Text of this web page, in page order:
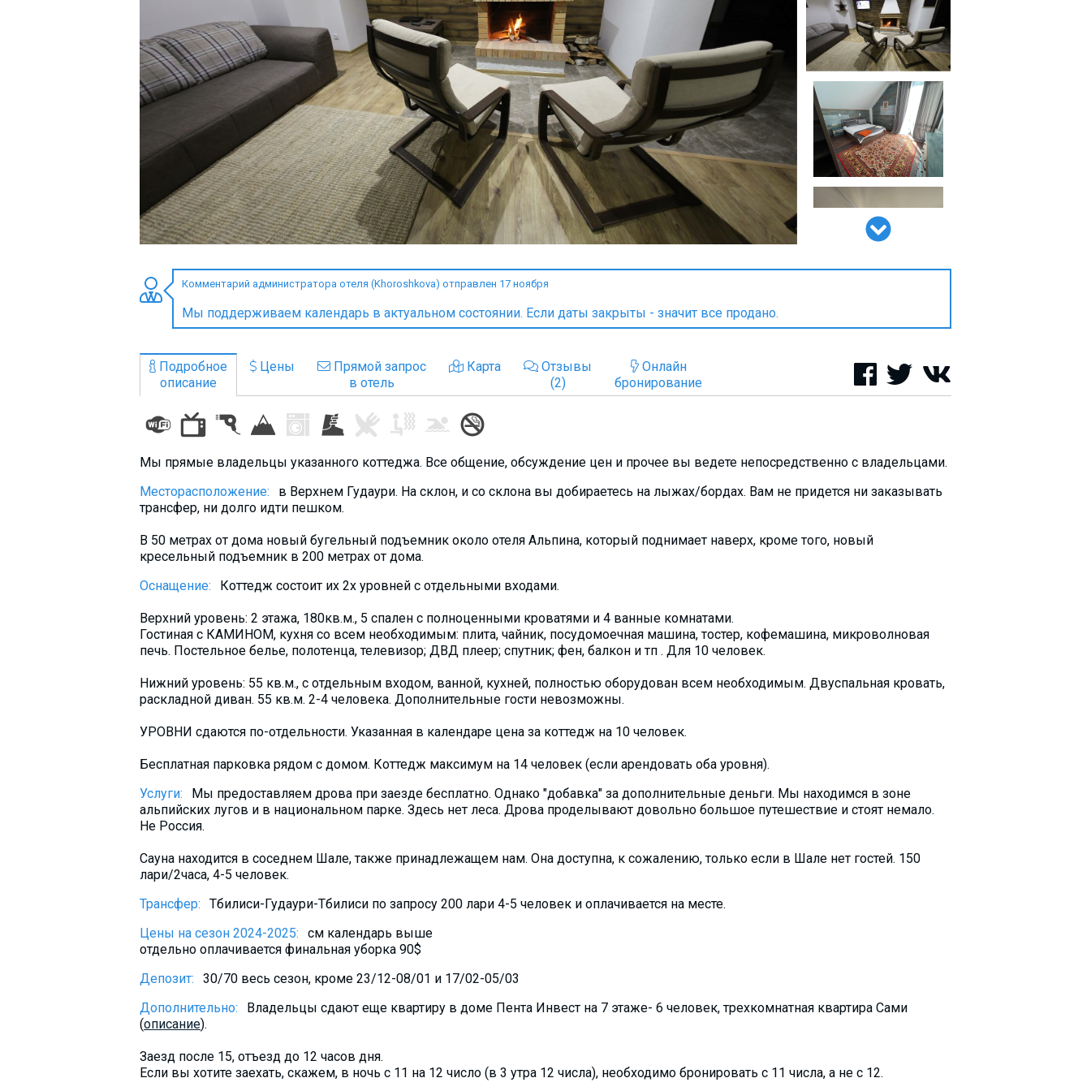
Комментарий администратора отеля (Khoroshkova) отправлен 17 ноября
Мы поддерживаем календарь в актуальном состоянии. Если даты закрыты - значит все продано.
Подробное
описание
Цены
Прямой запрос
в отель
Карта
Отзывы
(2)
Онлайн
бронирование
Мы прямые владельцы указанного коттеджа. Все общение, обсуждение цен и прочее вы ведете непосредственно с владельцами.
Месторасположение:
в Верхнем Гудаури. На склон, и со склона вы добираетесь на лыжах/бордах. Вам не придется ни заказывать
трансфер, ни долго идти пешком.
В 50 метрах от дома новый бугельный подъемник около отеля Альпина, который поднимает наверх, кроме того, новый
кресельный подъемник в 200 метрах от дома.
Оснащение:
Коттедж состоит их 2х уровней с отдельными входами.
Верхний уровень: 2 этажа, 180кв.м., 5 спален с полноценными кроватями и 4 ванные комнатами.
Гостиная с КАМИНОМ, кухня cо всем необходимым: плита, чайник, посудомоечная машина, тостер, кофемашина, микроволновая
печь. Постельное белье, полотенца, телевизор; ДВД плеер; спутник; фен, балкон и тп . Для 10 человек.
Нижний уровень: 55 кв.м., с отдельным входом, ванной, кухней, полностью оборудован всем необходимым. Двуспальная кровать,
раскладной диван. 55 кв.м. 2-4 человека. Дополнительные гости невозможны.
УРОВНИ сдаются по-отдельности. Указанная в календаре цена за коттедж на 10 человек.
Бесплатная парковка рядом с домом. Коттедж максимум на 14 человек (если арендовать оба уровня).
Услуги:
Мы предоставляем дрова при заезде бесплатно. Однако "добавка" за дополнительные деньги. Мы находимся в зоне
альпийских лугов и в национальном парке. Здесь нет леса. Дрова проделывают довольно большое путешествие и стоят немало.
Не Россия.
Сауна находится в соседнем Шале, также принадлежащем нам. Она доступна, к сожалению, только если в Шале нет гостей. 150
лари/2часа, 4-5 человек.
Трансфер:
Тбилиси-Гудаури-Тбилиси по запросу 200 лари 4-5 человек и оплачивается на месте.
Цены на сезон 2024-2025:
см календарь выше
отдельно оплачивается финальная уборка 90$
Депозит:
30/70 весь сезон, кроме 23/12-08/01 и 17/02-05/03
Дополнительно:
Владельцы сдают еще квартиру в доме Пента Инвест на 7 этаже- 6 человек, трехкомнатная квартира Сами
(описание).
Заезд после 15, отъезд до 12 часов дня.
Если вы хотите заехать, скажем, в ночь с 11 на 12 число (в 3 утра 12 числа), необходимо бронировать с 11 числа, а не с 12.
ПРОЖИВАНИЕ
Горячие предложения
Долгосрочная аренда
Визы и Документы
Мобильная связь
Безопасность